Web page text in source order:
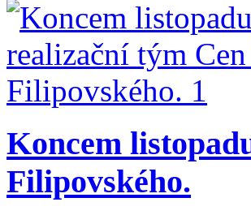
Koncem
Filipovského.